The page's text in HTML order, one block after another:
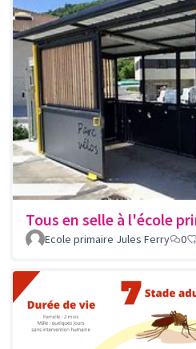
Tous en selle à l'école
Ecole primaire Jules Ferry 0